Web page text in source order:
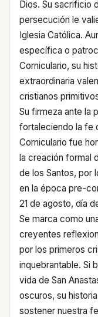
Dios. Su sacrificio
persecución le
Iglesia Católica.
específica o
Corniculario, su
extraordinaria
cristianos
Su firmeza ante la
fortaleciendo la fe
Corniculario fue
la creación formal
de los Santos, por
en la época pre-
21 de agosto, día
Se marca como
creyentes
por los primeros
inquebrantable. Si
vida de San
oscuros, su
sostener nuestra